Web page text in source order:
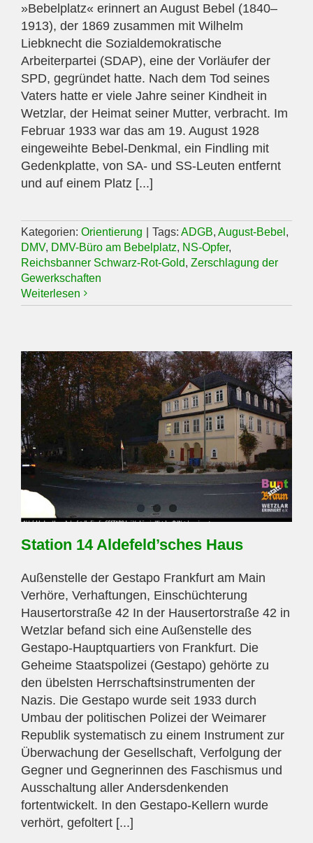
»Bebelplatz« erinnert an August Bebel (1840–
1913), der 1869 zusammen mit Wilhelm
Liebknecht die Sozialdemokratische
Arbeiterpartei (SDAP), eine der Vorläufer der
SPD, gegründet hatte. Nach dem Tod seines
Vaters hatte er viele Jahre seiner Kindheit in
Wetzlar, der Heimat seiner Mutter, verbracht. Im
Februar 1933 war das am 19. August 1928
eingeweihte Bebel-Denkmal, ein Findling mit
Gedenkplatte, von SA- und SS-Leuten entfernt
und auf einem Platz [...]
Kategorien: Orientierung Tags: ADGB, August-Bebel ,
DMV, DMV-Büro am Bebelplatz, NS-Opfer,
Reichsbanner Schwarz-Rot-Gold, Zerschlagung der
Gewerkschaften
Weiterlesen
Station 14 Aldefeld’sches Haus
Außenstelle der Gestapo Frankfurt am Main
Verhöre, Verhaftungen, Einschüchterung
Hausertorstraße 42 In der Hausertorstraße 42 in
Wetzlar befand sich eine Außenstelle des
Gestapo-Hauptquartiers von Frankfurt. Die
Geheime Staatspolizei (Gestapo) gehörte zu
den übelsten Herrschaftsinstrumenten der
Nazis. Die Gestapo wurde seit 1933 durch
Umbau der politischen Polizei der Weimarer
Republik systematisch zu einem Instrument zur
Überwachung der Gesellschaft, Verfolgung der
Gegner und Gegnerinnen des Faschismus und
Ausschaltung aller Andersdenkenden
fortentwickelt. In den Gestapo-Kellern wurde
verhört, gefoltert [...]